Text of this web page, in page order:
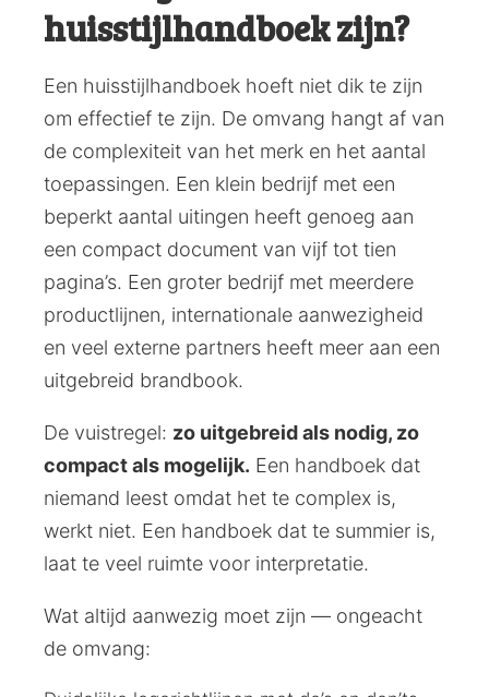
huisstijlhandboek zijn?
Een huisstijlhandboek hoeft niet dik te zijn
om effectief te zijn. De omvang hangt af van
de complexiteit van het merk en het aantal
toepassingen. Een klein bedrijf met een
beperkt aantal uitingen heeft genoeg aan
een compact document van vijf tot tien
pagina’s. Een groter bedrijf met meerdere
productlijnen, internationale aanwezigheid
en veel externe partners heeft meer aan een
uitgebreid brandbook.
De vuistregel: zo uitgebreid als nodig, zo
compact als mogelijk. Een handboek dat
niemand leest omdat het te complex is,
werkt niet. Een handboek dat te summier is,
laat te veel ruimte voor interpretatie.
Wat altijd aanwezig moet zijn — ongeacht
de omvang: